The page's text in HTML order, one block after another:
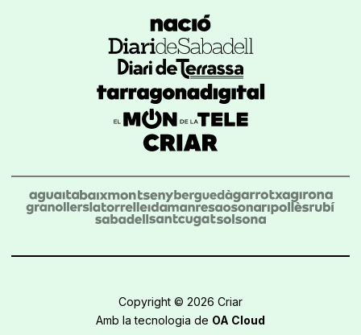
Copyright © 2026 Criar
Amb la tecnologia de OA Cloud